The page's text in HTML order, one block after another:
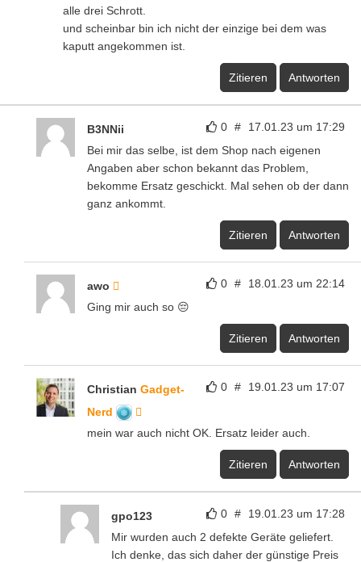
alle drei Schrott.
und scheinbar bin ich nicht der einzige bei dem was
kaputt angekommen ist.
Zitieren Antworten
0 # 17.01.23 um 17:29
B3NNii
Bei mir das selbe, ist dem Shop nach eigenen
Angaben aber schon bekannt das Problem,
bekomme Ersatz geschickt. Mal sehen ob der dann
ganz ankommt.
Zitieren Antworten
0 # 18.01.23 um 22:14
awo
Ging mir auch so 😔
Zitieren Antworten
0 # 19.01.23 um 17:07
Christian Gadget-
Nerd
mein war auch nicht OK. Ersatz leider auch.
Zitieren Antworten
0 # 19.01.23 um 17:28
gpo123
Mir wurden auch 2 defekte Geräte geliefert.
Ich denke, das sich daher der günstige Preis